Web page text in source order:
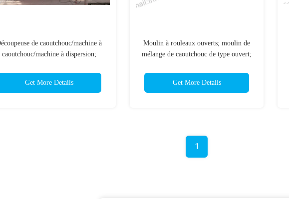
de caoutchouc/machine à
caoutchouc/machine à dispersion;
Mixing Mill X(S) M-Series
Get More Details
Moulin à rouleaux ouverts; moulin de
mélange de caoutchouc de type ouvert;
Get More Details
1